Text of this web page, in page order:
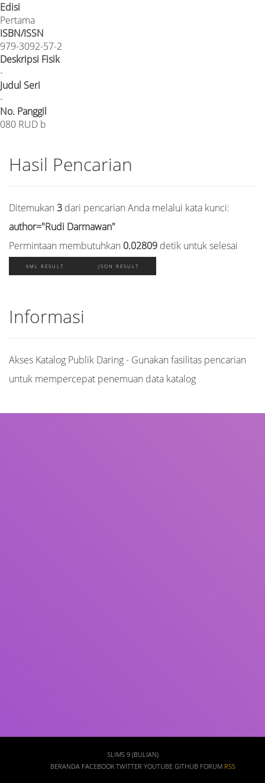
Edisi
Pertama
ISBN/ISSN
979-3092-57-2
Deskripsi Fisik
-
Judul Seri
-
No. Panggil
080 RUD b
Hasil Pencarian
Ditemukan 3 dari pencarian Anda melalui kata kunci:
author="Rudi Darmawan"
Permintaan membutuhkan 0.02809 detik untuk selesai
XML RESULT JSON RESULT
Informasi
Akses Katalog Publik Daring - Gunakan fasilitas pencarian
untuk mempercepat penemuan data katalog
SLIMS 9 (BULIAN)
BERANDA FACEBOOK TWITTER YOUTUBE GITHUB FORUM RSS